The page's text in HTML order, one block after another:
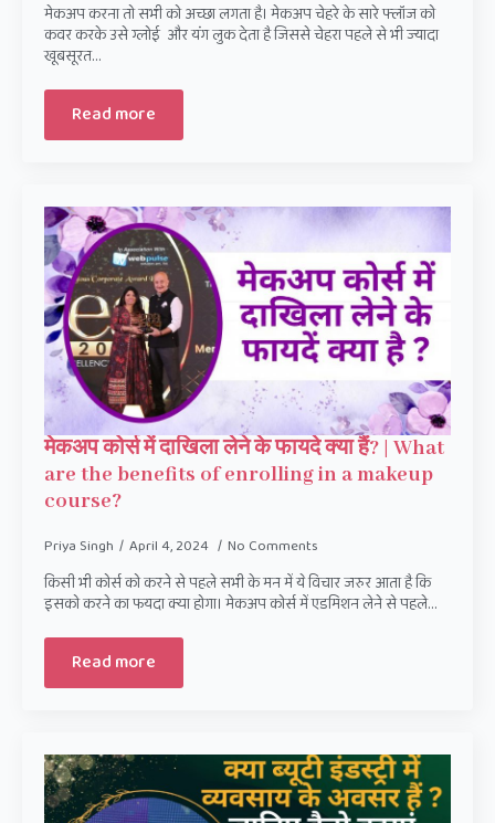
मेकअप करना तो सभी को अच्छा लगता है। मेकअप चेहरे के सारे फ्लॉज को
कवर करके उसे ग्लोई और यंग लुक देता है जिससे चेहरा पहले से भी ज्यादा
खूबसूरत…
Read more
मेकअप कोर्स में दाखिला लेने के फायदे क्या हैं? | What
are the benefits of enrolling in a makeup
course?
Priya Singh April 4, 2024 No Comments
किसी भी कोर्स को करने से पहले सभी के मन में ये विचार जरुर आता है कि
इसको करने का फयदा क्या होगा। मेकअप कोर्स में एडमिशन लेने से पहले…
Read more